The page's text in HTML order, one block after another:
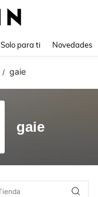
Solo para ti Novedades
/ gaie
gaie